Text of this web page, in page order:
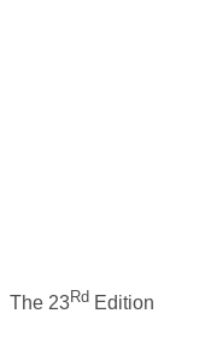
The 23Rd Edition